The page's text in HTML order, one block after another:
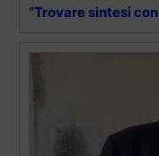
“Trovare sintesi